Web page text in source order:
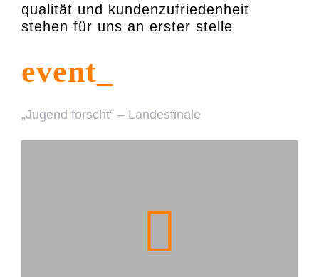
qualität und kundenzufriedenheit
stehen für uns an erster stelle
event_
„Jugend forscht“ – Landesfinale